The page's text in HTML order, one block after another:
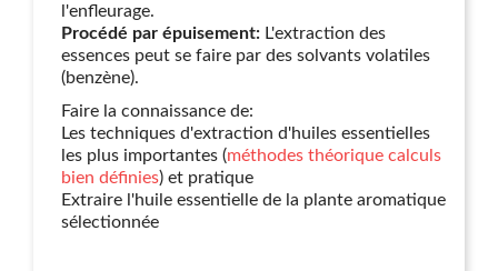
l'enfleurage.
Procédé par épuisement: L'extraction des
essences peut se faire par des solvants volatiles
(benzène).
Faire la connaissance de:
Les techniques d'extraction d'huiles essentielles
les plus importantes (méthodes théorique calculs
bien définies) et pratique
Extraire l'huile essentielle de la plante aromatique
sélectionnée